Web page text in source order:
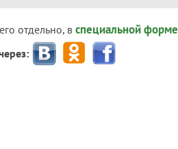
отдельно, в специальной форме